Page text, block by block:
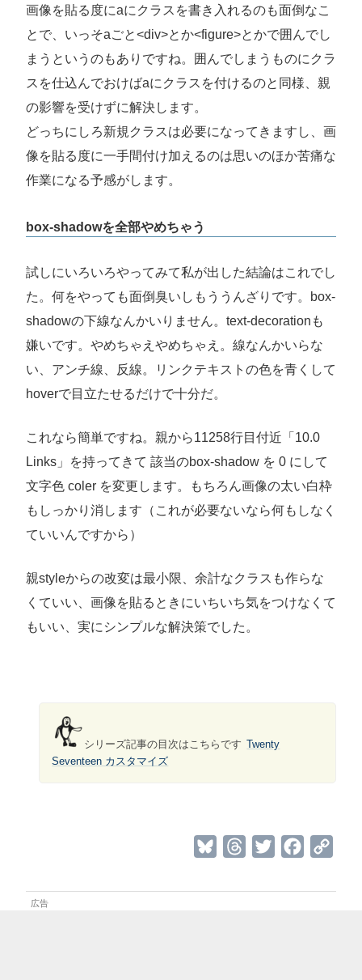
画像を貼る度にaにクラスを書き入れるのも面倒なこ
とで、いっそaごと<div>とか<figure>とかで囲んでし
まうというのもありですね。囲んでしまうものにクラ
スを仕込んでおけばaにクラスを付けるのと同様、親
の影響を受けずに解決します。
どっちにしろ新規クラスは必要になってきますし、画
像を貼る度に一手間付け加えるのは思いのほか苦痛な
作業になる予感がします。
box-shadowを全部やめちゃう
試しにいろいろやってみて私が出した結論はこれでし
た。何をやっても面倒臭いしもううんざりです。box-
shadowの下線なんかいりません。text-decorationも
嫌いです。やめちゃえやめちゃえ。線なんかいらな
い、アンチ線、反線。リンクテキストの色を青くして
hoverで目立たせるだけで十分だ。
これなら簡単ですね。親から11258行目付近「10.0
Links」を持ってきて 該当のbox-shadow を 0 にして
文字色 coler を変更します。もちろん画像の太い白枠
もしっかり消します（これが必要ないなら何もしなく
ていいんですから）
親styleからの改変は最小限、余計なクラスも作らな
くていい、画像を貼るときにいちいち気をつけなくて
もいい、実にシンプルな解決策でした。
シリーズ記事の目次はこちらです Twenty
Seventeen カスタマイズ
u
r
i
c
p